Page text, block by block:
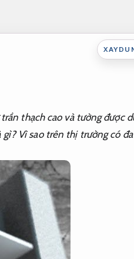
thạch cao và tường được
Vì sao trên thị trường có